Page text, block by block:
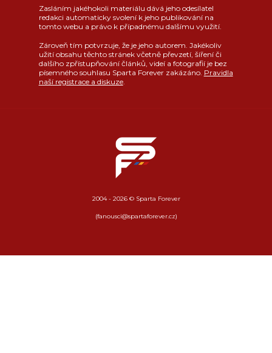
Zasláním jakéhokoli materiálu dává jeho odesílatel
redakci automaticky svolení k jeho publikování na
tomto webu a právo k případnému dalšímu využití.
Zároveň tím potvrzuje, že je jeho autorem. Jakékoliv
užití obsahu těchto stránek včetně převzetí, šíření či
dalšího zpřístupňování článků, videí a fotografií je bez
písemného souhlasu Sparta Forever zakázáno. Pravidla
naší registrace a diskuze.
2004 - 2026 © Sparta Forever
(fanousci@spartaforever.cz)